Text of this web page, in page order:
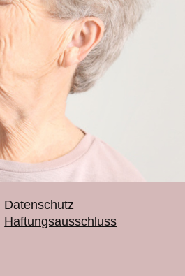
Datenschutz
Haftungsausschluss